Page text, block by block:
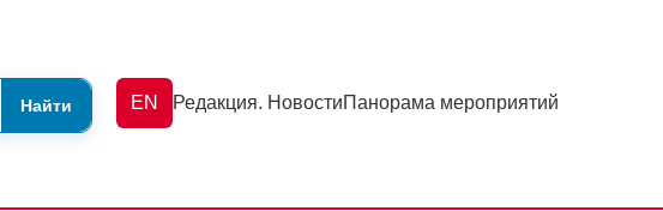
Найти EN Редакция. НовостиПанорама мероприятий